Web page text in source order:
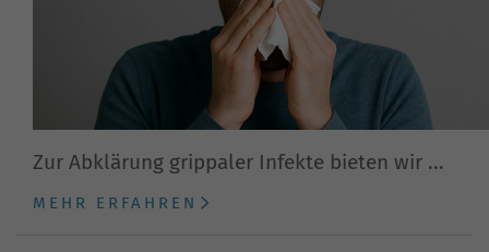
Zur Abklärung grippaler Infekte bieten wir ...
MEHR ERFAHREN